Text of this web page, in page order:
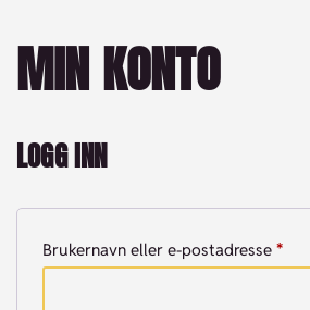
MIN KONTO
LOGG INN
Brukernavn eller e-postadresse *